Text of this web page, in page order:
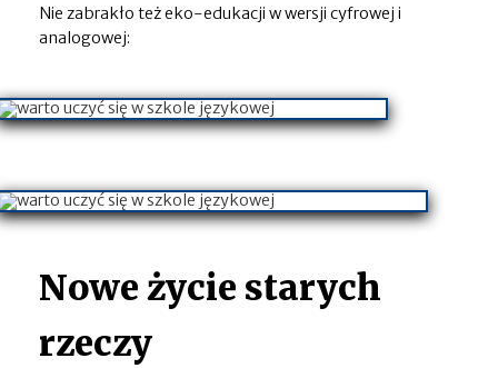
Nie zabrakło też eko-edukacji w wersji cyfrowej i
analogowej:
Nowe życie starych
rzeczy